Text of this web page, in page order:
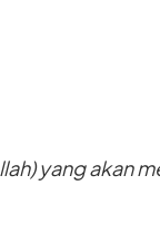
yang akan